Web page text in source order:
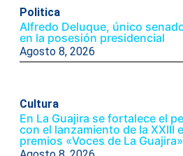
Politica
Alfredo Deluque, único
en la posesión presidencial
Agosto 8, 2026
Cultura
En La Guajira se fortalece el
con el lanzamiento de la XXIII
premios «Voces de La Guajira»